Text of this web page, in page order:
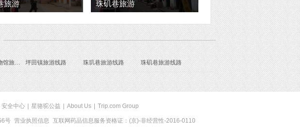
旅游 珠矶巷旅游
韶关恐龙博物馆旅游线路 坪田镇旅游线路 珠玑巷旅游线路 珠矶巷旅游线路
安全中心 星骆驼公益 About Us Trip.com Group
号 营业执照信息 互联网药品信息服务资格证：(京)-非经营性-2016-0110